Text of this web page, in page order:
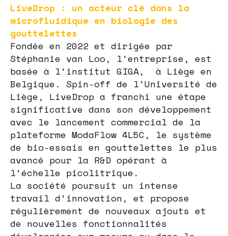
LiveDrop : un acteur clé dans la
microfluidique en biologie des
gouttelettes
Fondée en 2022 et dirigée par
Stéphanie van Loo, l’entreprise, est
basée à l’institut GIGA, à Liège en
Belgique. Spin-off de l’Université de
Liège, LiveDrop a franchi une étape
significative dans son développement
avec le lancement commercial de la
plateforme ModaFlow 4L5C, le système
de bio-essais en gouttelettes le plus
avancé pour la R&D opérant à
l’échelle picolitrique.
La société poursuit un intense
travail d’innovation, et propose
régulièrement de nouveaux ajouts et
de nouvelles fonctionnalités